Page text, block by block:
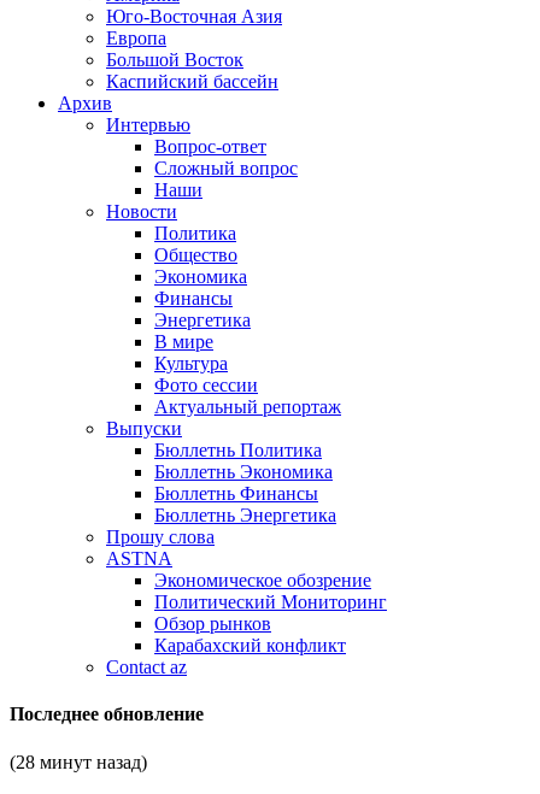
Юго-Восточная Азия
Европа
Большой Восток
Каспийский бассейн
Архив
Интервью
Вопрос-ответ
Сложный вопрос
Наши
Новости
Политика
Общество
Экономика
Финансы
Энергетика
В мире
Культура
Фото сессии
Актуальный репортаж
Выпуски
Бюллетнь Политика
Бюллетнь Экономика
Бюллетнь Финансы
Бюллетнь Энергетика
Прошу слова
ASTNA
Экономическое обозрение
Политический Мониторинг
Обзор рынков
Карабахский конфликт
Contact az
Последнее обновление
(28 минут назад)